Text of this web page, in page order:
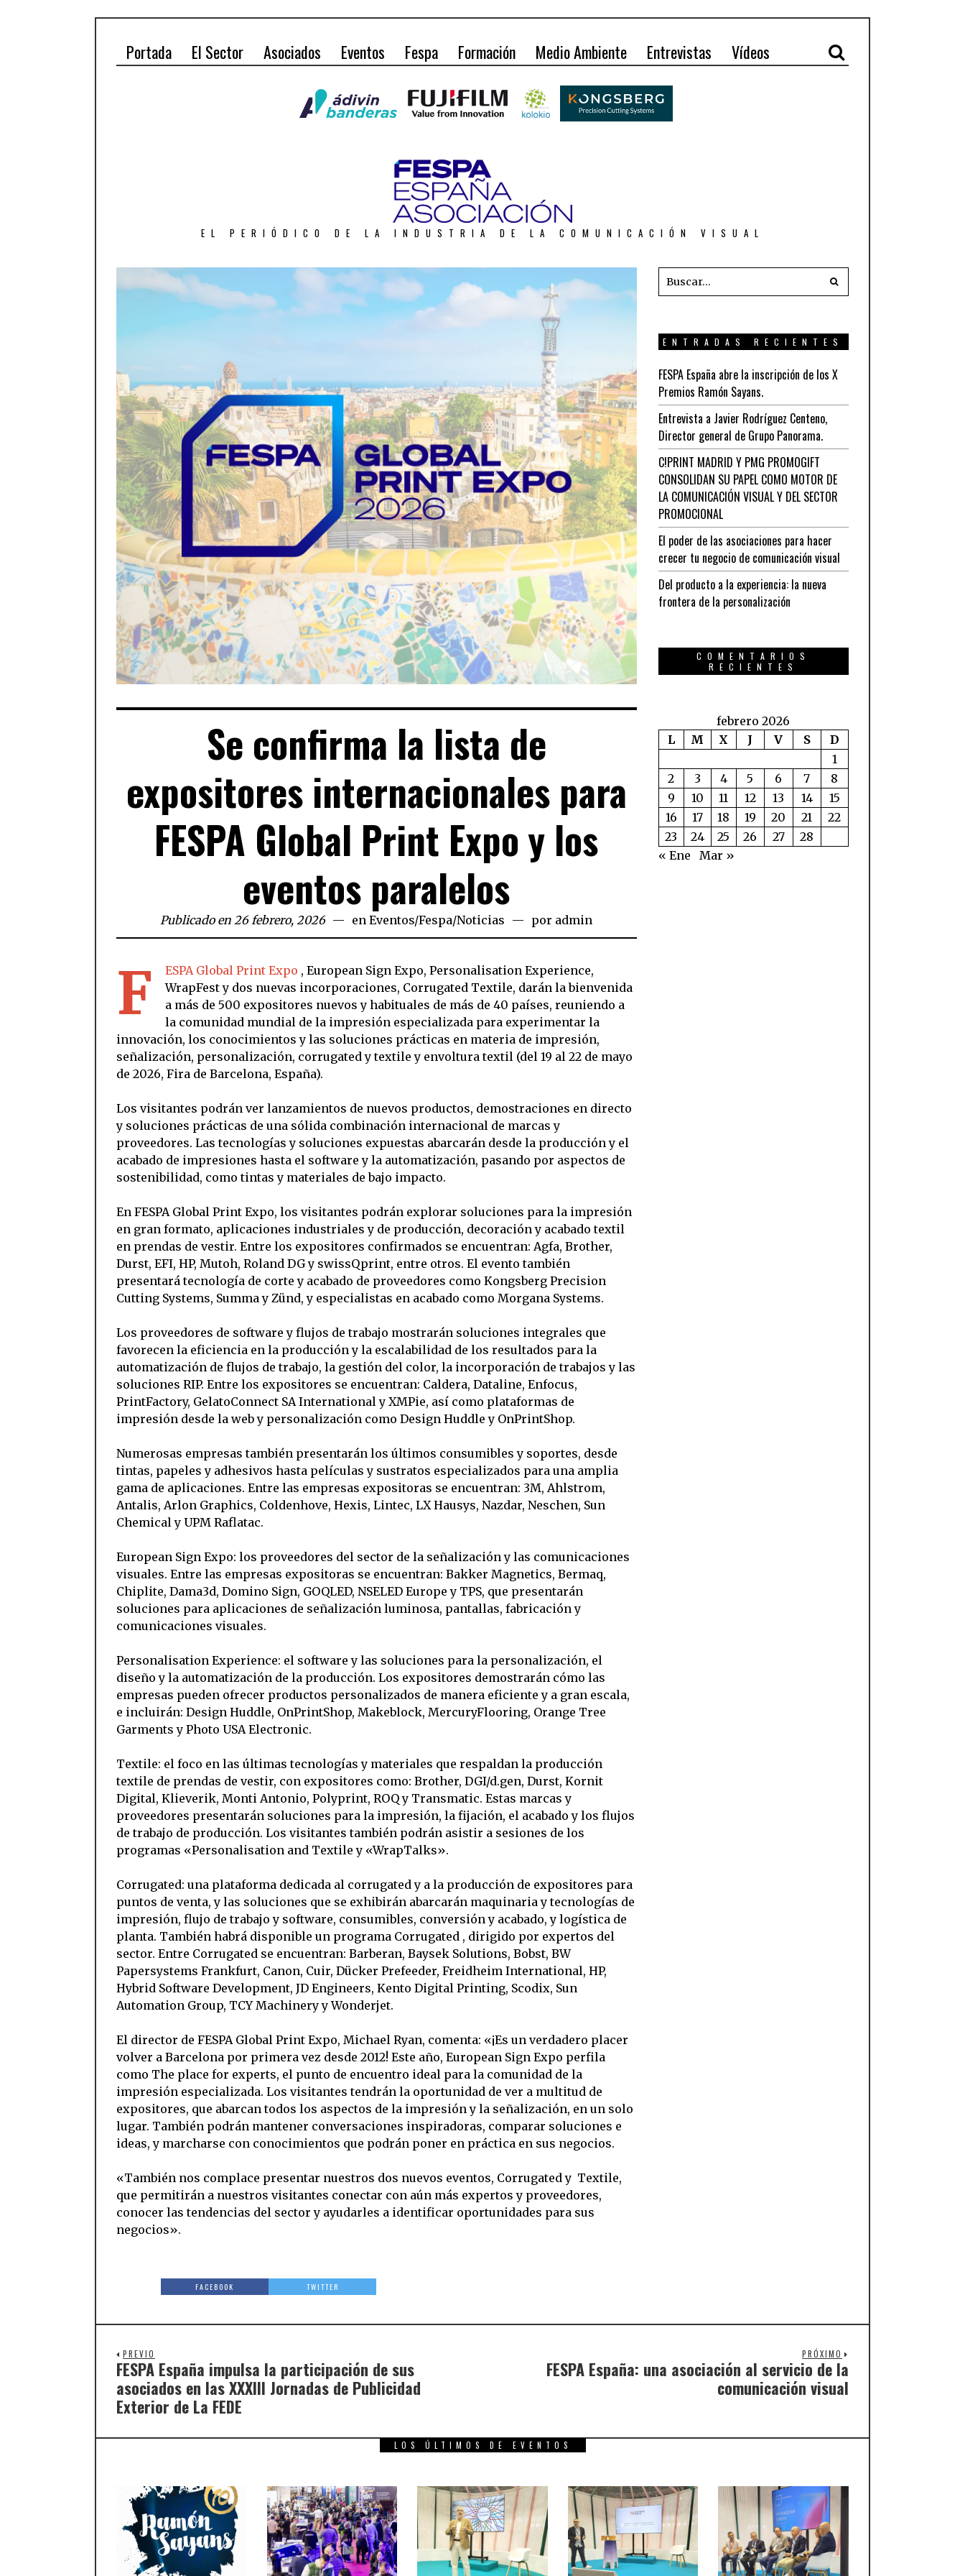
Portada El Sector Asociados Eventos Fespa Formación Medio Ambiente Entrevistas Vídeos
EL PERIÓDICO DE LA INDUSTRIA DE LA COMUNICACIÓN VISUAL
Se confirma la lista de
expositores internacionales para
FESPA Global Print Expo y los
eventos paralelos
Publicado en 26 febrero, 2026 enEventos/Fespa/Noticias por admin
F ESPA Global Print Expo , European Sign Expo, Personalisation Experience,
WrapFest y dos nuevas incorporaciones, Corrugated Textile, darán la bienvenida
a más de 500 expositores nuevos y habituales de más de 40 países, reuniendo a
la comunidad mundial de la impresión especializada para experimentar la
innovación, los conocimientos y las soluciones prácticas en materia de impresión,
señalización, personalización, corrugated y textile y envoltura textil (del 19 al 22 de mayo
de 2026, Fira de Barcelona, España).
Los visitantes podrán ver lanzamientos de nuevos productos, demostraciones en directo
y soluciones prácticas de una sólida combinación internacional de marcas y
proveedores. Las tecnologías y soluciones expuestas abarcarán desde la producción y el
acabado de impresiones hasta el software y la automatización, pasando por aspectos de
sostenibilidad, como tintas y materiales de bajo impacto.
En FESPA Global Print Expo, los visitantes podrán explorar soluciones para la impresión
en gran formato, aplicaciones industriales y de producción, decoración y acabado textil
en prendas de vestir. Entre los expositores confirmados se encuentran: Agfa, Brother,
Durst, EFI, HP, Mutoh, Roland DG y swissQprint, entre otros. El evento también
presentará tecnología de corte y acabado de proveedores como Kongsberg Precision
Cutting Systems, Summa y Zünd, y especialistas en acabado como Morgana Systems.
Los proveedores de software y flujos de trabajo mostrarán soluciones integrales que
favorecen la eficiencia en la producción y la escalabilidad de los resultados para la
automatización de flujos de trabajo, la gestión del color, la incorporación de trabajos y las
soluciones RIP. Entre los expositores se encuentran: Caldera, Dataline, Enfocus,
PrintFactory, GelatoConnect SA International y XMPie, así como plataformas de
impresión desde la web y personalización como Design Huddle y OnPrintShop.
Numerosas empresas también presentarán los últimos consumibles y soportes, desde
tintas, papeles y adhesivos hasta películas y sustratos especializados para una amplia
gama de aplicaciones. Entre las empresas expositoras se encuentran: 3M, Ahlstrom,
Antalis, Arlon Graphics, Coldenhove, Hexis, Lintec, LX Hausys, Nazdar, Neschen, Sun
Chemical y UPM Raflatac.
European Sign Expo: los proveedores del sector de la señalización y las comunicaciones
visuales. Entre las empresas expositoras se encuentran: Bakker Magnetics, Bermaq,
Chiplite, Dama3d, Domino Sign, GOQLED, NSELED Europe y TPS, que presentarán
soluciones para aplicaciones de señalización luminosa, pantallas, fabricación y
comunicaciones visuales.
Personalisation Experience: el software y las soluciones para la personalización, el
diseño y la automatización de la producción. Los expositores demostrarán cómo las
empresas pueden ofrecer productos personalizados de manera eficiente y a gran escala,
e incluirán: Design Huddle, OnPrintShop, Makeblock, MercuryFlooring, Orange Tree
Garments y Photo USA Electronic.
Textile: el foco en las últimas tecnologías y materiales que respaldan la producción
textile de prendas de vestir, con expositores como: Brother, DGI/d.gen, Durst, Kornit
Digital, Klieverik, Monti Antonio, Polyprint, ROQ y Transmatic. Estas marcas y
proveedores presentarán soluciones para la impresión, la fijación, el acabado y los flujos
de trabajo de producción. Los visitantes también podrán asistir a sesiones de los
programas «Personalisation and Textile y «WrapTalks».
Corrugated: una plataforma dedicada al corrugated y a la producción de expositores para
puntos de venta, y las soluciones que se exhibirán abarcarán maquinaria y tecnologías de
impresión, flujo de trabajo y software, consumibles, conversión y acabado, y logística de
planta. También habrá disponible un programa Corrugated , dirigido por expertos del
sector. Entre Corrugated se encuentran: Barberan, Baysek Solutions, Bobst, BW
Papersystems Frankfurt, Canon, Cuir, Dücker Prefeeder, Freidheim International, HP,
Hybrid Software Development, JD Engineers, Kento Digital Printing, Scodix, Sun
Automation Group, TCY Machinery y Wonderjet.
El director de FESPA Global Print Expo, Michael Ryan, comenta: «¡Es un verdadero placer
volver a Barcelona por primera vez desde 2012! Este año, European Sign Expo perfila
como The place for experts, el punto de encuentro ideal para la comunidad de la
impresión especializada. Los visitantes tendrán la oportunidad de ver a multitud de
expositores, que abarcan todos los aspectos de la impresión y la señalización, en un solo
lugar. También podrán mantener conversaciones inspiradoras, comparar soluciones e
ideas, y marcharse con conocimientos que podrán poner en práctica en sus negocios.
«También nos complace presentar nuestros dos nuevos eventos, Corrugated y Textile,
que permitirán a nuestros visitantes conectar con aún más expertos y proveedores,
conocer las tendencias del sector y ayudarles a identificar oportunidades para sus
negocios».
FACEBOOK TWITTER
ENTRADAS RECIENTES
FESPA España abre la inscripción de los X
Premios Ramón Sayans.
Entrevista a Javier Rodríguez Centeno,
Director general de Grupo Panorama.
C!PRINT MADRID Y PMG PROMOGIFT
CONSOLIDAN SU PAPEL COMO MOTOR DE
LA COMUNICACIÓN VISUAL Y DEL SECTOR
PROMOCIONAL
El poder de las asociaciones para hacer
crecer tu negocio de comunicación visual
Del producto a la experiencia: la nueva
frontera de la personalización
COMENTARIOS
RECIENTES
febrero 2026
L
M X J V S
D
1
2
3 4 5 6 7
8
9
10 11 12 13 14
15
16
17 18 19 20 21
22
23
24 25 26 27
28
« Ene
Mar »
PREVIO
FESPA España impulsa la participación de sus
asociados en las XXXIII Jornadas de Publicidad
Exterior de La FEDE
PRÓXIMO
FESPA España: una asociación al servicio de la
comunicación visual
LOS ÚLTIMOS DE EVENTOS